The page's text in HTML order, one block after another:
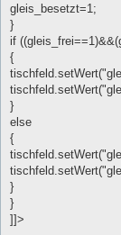
gleis_besetzt=1;
}
if
{
}
else
{
}
}
]]>